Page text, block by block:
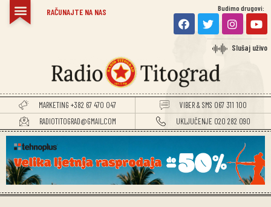
RAČUNAJTE NA NAS Budimo drugovi:
Slušaj uživo
MARKETING +382 67 470 047
VIBER & SMS 067 311 100
RADIOTITOGRAD@GMAIL.COM
UKLJUČENJE 020 282 090